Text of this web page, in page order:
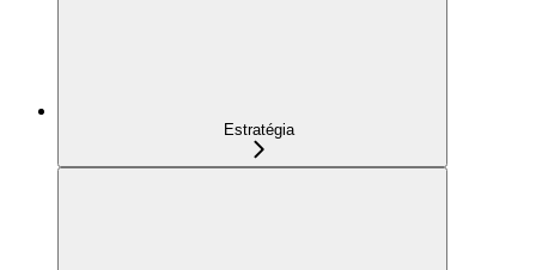
Estratégia